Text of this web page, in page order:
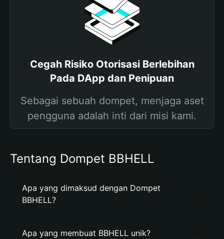
Cegah Risiko Otorisasi Berlebihan
Pada DApp dan Penipuan
Sebagai sebuah dompet, menjaga aset
pengguna adalah inti dari misi kami.
Tentang Dompet BBHELL
Apa yang dimaksud dengan Dompet
BBHELL?
Apa yang membuat BBHELL unik?